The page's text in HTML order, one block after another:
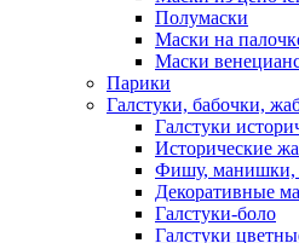
Полумаски
Маски на
Маски
Парики
Галстуки, бабочки,
Галстуки
Исторические
Фишу, манишки,
Декоративные
Галстуки-боло
Галстуки